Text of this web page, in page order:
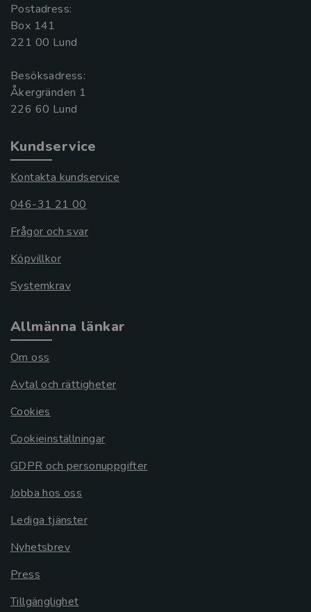
Postadress:
Box 141
221 00 Lund
Besöksadress:
Åkergränden 1
Kundservice
Kontakta kundservice
046-31 21 00
Frågor och svar
Köpvillkor
Systemkrav
Allmänna länkar
Om oss
Avtal och rättigheter
Cookies
Cookieinställningar
GDPR och personuppgifter
Jobba hos oss
Lediga tjänster
Nyhetsbrev
Press
Tillgänglighet